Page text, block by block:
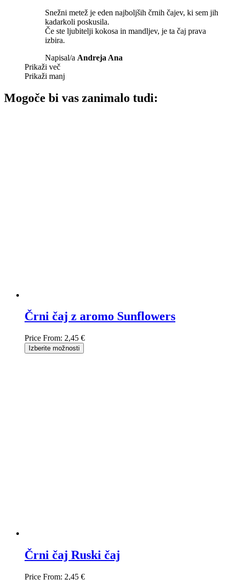
Snežni metež je eden najboljših črnih čajev, ki sem jih
kadarkoli poskusila.
Če ste ljubitelji kokosa in mandljev, je ta čaj prava
izbira.
Napisal/a Andreja Ana
Prikaži več
Prikaži manj
Mogoče bi vas zanimalo tudi:
Črni čaj z aromo Sunflowers
Price From: 2,45 €
Izberite možnosti
Črni čaj Ruski čaj
Price From: 2,45 €